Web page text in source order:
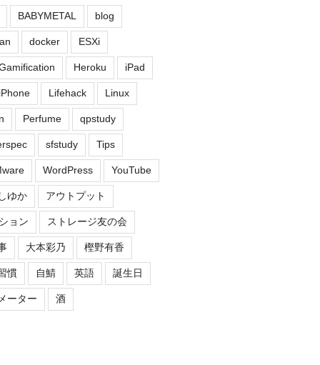
BABYMETAL blog
docker ESXi
Heroku iPad
Lifehack Linux
Perfume qpstudy
sfstudy Tips
WordPress YouTube
ゆか アウトプット
ョン ストレージ友の会
大本彩乃 樫野有香
慣 自鯖 英語 誕生日
ーター 酒